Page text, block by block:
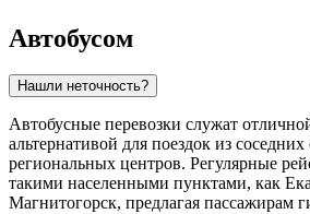
Автобусом
Нашли неточность?
Автобусные перевозки служат
альтернативой для поездок из соседних
региональных центров. Регулярные
такими населенными пунктами, как
Магнитогорск, предлагая пассажирам